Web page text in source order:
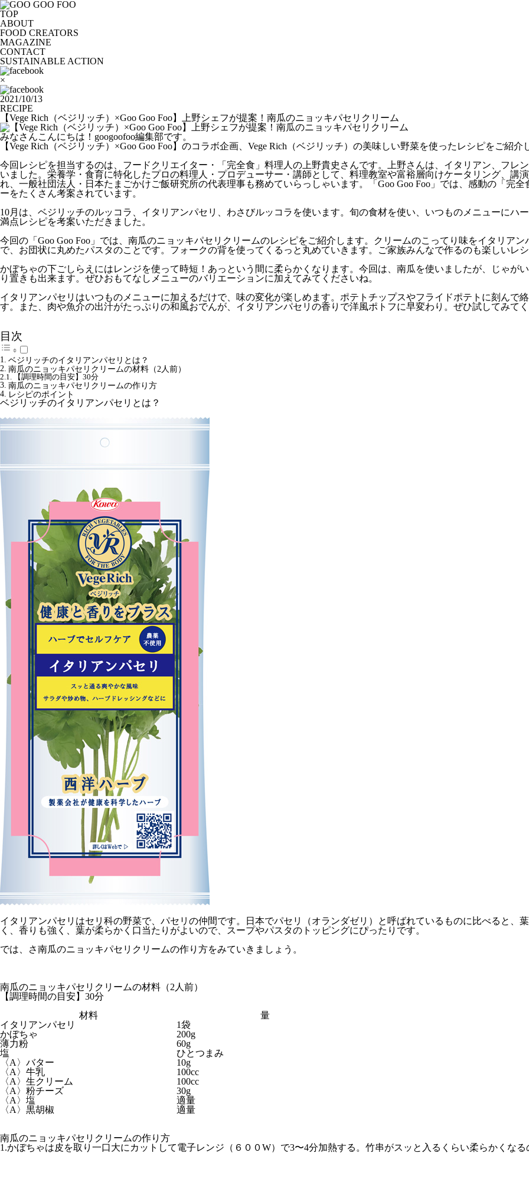
TOP
ABOUT
FOOD CREATORS
MAGAZINE
CONTACT
SUSTAINABLE ACTION
×
2021/10/13
RECIPE
【Vege Rich（ベジリッチ）×Goo Goo Foo】上野シェフが提案！南瓜のニョッキパセリクリーム
みなさんこんにちは！googoofoo編集部です。
【Vege Rich（ベジリッチ）×Goo Goo Foo】のコラボ企画、Vege Rich（ベジリッチ）の美味しい野菜を使ったレシピをご紹介
今回レシピを担当するのは、フードクリエイター・「完全食」料理人の上野貴史さんです。上野さんは、イタリアン、フレ
いました。栄養学・食育に特化したプロの料理人・プロデューサー・講師として、料理教室や富裕層向けケータリング、講
れ、一般社団法人・日本たまごかけご飯研究所の代表理事も務めていらっしゃいます。「Goo Goo Foo」では、感動の「完
ーをたくさん考案されています。
10月は、ベジリッチのルッコラ、イタリアンパセリ、わさびルッコラを使います。旬の食材を使い、いつものメニューにハ
満点レシピを考案いただきました。
今回の「Goo Goo Foo」では、南瓜のニョッキパセリクリームのレシピをご紹介します。クリームのこってり味をイタリア
で、お団状に丸めたパスタのことです。フォークの背を使ってくるっと丸めていきます。ご家族みんなで作るのも楽しいレシ
かぼちゃの下ごしらえにはレンジを使って時短！あっという間に柔らかくなります。今回は、南瓜を使いましたが、じゃが
り置きも出来ます。ぜひおもてなしメニューのバリエーションに加えてみてくださいね。
イタリアンパセリはいつものメニューに加えるだけで、味の変化が楽しめます。ポテトチップスやフライドポテトに刻んで
す。また、肉や魚介の出汁がたっぷりの和風おでんが、イタリアンパセリの香りで洋風ポトフに早変わり。ぜひ試してみてく
目次
ベジリッチのイタリアンパセリとは？
南瓜のニョッキパセリクリームの材料（2人前）
【調理時間の目安】30分
南瓜のニョッキパセリクリームの作り方
レシピのポイント
ベジリッチのイタリアンパセリとは？
イタリアンパセリはセリ科の野菜で、パセリの仲間です。日本でパセリ（オランダゼリ）と呼ばれているものに比べると、
く、香りも強く、葉が柔らかく口当たりがよいので、スープやパスタのトッピングにぴったりです。
では、さ南瓜のニョッキパセリクリームの作り方をみていきましょう。
南瓜のニョッキパセリクリームの材料（2人前）
【調理時間の目安】30分
材料
量
イタリアンパセリ
1袋
かぼちゃ
200g
薄力粉
60g
塩
ひとつまみ
〈A〉バター
10g
〈A〉牛乳
100cc
〈A〉生クリーム
100cc
〈A〉粉チーズ
30g
〈A〉塩
適量
〈A〉黒胡椒
適量
南瓜のニョッキパセリクリームの作り方
1.かぼちゃは皮を取り一口大にカットして電子レンジ（６００W）で3〜4分加熱する。竹串がスッと入るくらい柔らかくなる